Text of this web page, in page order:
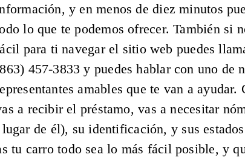
y en menos de diez minutos
lo que te podemos ofrecer. También si
para ti navegar el sitio web puedes
457-3833 y puedes hablar con uno de
amables que te van a ayudar.
a recibir el préstamo, vas a necesitar
de él), su identificación, y sus
tu carro todo sea lo más fácil posible, y